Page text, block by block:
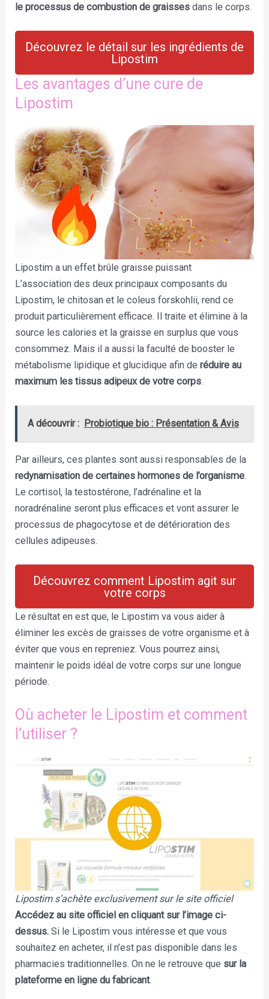
le processus de combustion de graissesdans le corps.
Découvrez le détail sur les ingrédients de
Lipostim
Les avantages d’une cure de
Lipostim
Lipostim a un effet brûle graisse puissant
L’association des deux principaux composants du
Lipostim, le chitosan et le coleus forskohlii, rend ce
produit particulièrement efficace. Il traite et élimine à la
source les calories et la graisse en surplus que vous
consommez. Mais il a aussi la faculté de booster le
métabolisme lipidique et glucidique afin deréduire au
maximum les tissus adipeux de votre corps.
A découvrir : Probiotique bio : Présentation & Avis
Par ailleurs, ces plantes sont aussi responsables de la
redynamisation de certaines hormones de l’organisme.
Le cortisol, la testostérone, l’adrénaline et la
noradrénaline seront plus efficaces et vont assurer le
processus de phagocytose et de détérioration des
cellules adipeuses.
Découvrez comment Lipostim agit sur
votre corps
Le résultat en est que, le Lipostim va vous aider à
éliminer les excès de graisses de votre organisme et à
éviter que vous en repreniez. Vous pourrez ainsi,
maintenir le poids idéal de votre corps sur une longue
période.
Où acheter le Lipostim et comment
l’utiliser ?
Lipostim s’achète exclusivement sur le site officiel
Accédez au site officiel en cliquant sur l’image ci-
dessus. Si le Lipostim vous intéresse et que vous
souhaitez en acheter, il n’est pas disponible dans les
pharmacies traditionnelles. On ne le retrouve que sur la
plateforme en ligne du fabricant.